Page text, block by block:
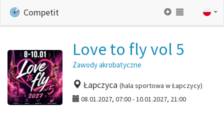
Competit
Love to fly vol 5
Zawody akrobatyczne
Łapczyca (hala sportowa w Łapczycy)
08.01.2027, 07:00 - 10.01.2027, 21:00